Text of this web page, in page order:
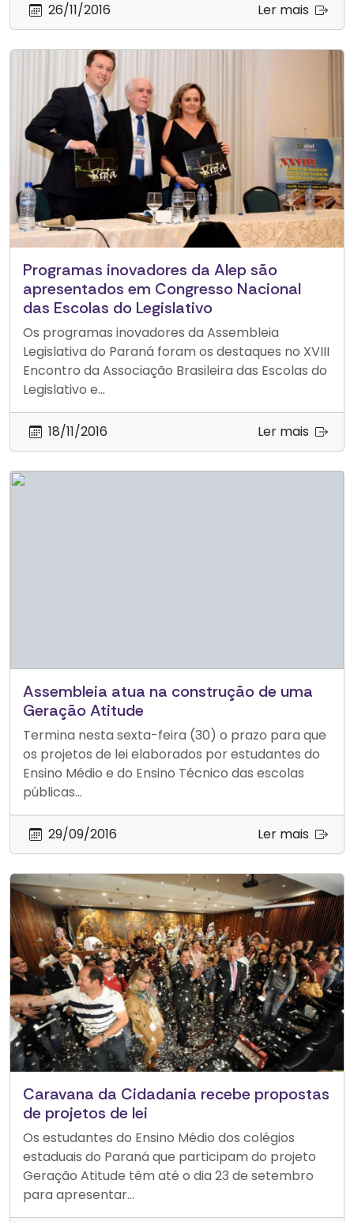
26/11/2016 Ler mais
Programas inovadores da Alep são
apresentados em Congresso Nacional
das Escolas do Legislativo
Os programas inovadores da Assembleia
Legislativa do Paraná foram os destaques no XVIII
Encontro da Associação Brasileira das Escolas do
Legislativo e...
18/11/2016 Ler mais
Assembleia atua na construção de uma
Geração Atitude
Termina nesta sexta-feira (30) o prazo para que
os projetos de lei elaborados por estudantes do
Ensino Médio e do Ensino Técnico das escolas
públicas...
29/09/2016 Ler mais
Caravana da Cidadania recebe propostas
de projetos de lei
Os estudantes do Ensino Médio dos colégios
estaduais do Paraná que participam do projeto
Geração Atitude têm até o dia 23 de setembro
para apresentar...